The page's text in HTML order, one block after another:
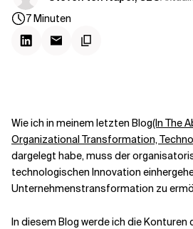
7Minuten
Wie ich in meinem letzten Blog(In The
Organizational Transformation,
dargelegt habe, muss der
technologischen Innovation
Unternehmenstransformation zu
In diesem Blog werde ich die Konturen